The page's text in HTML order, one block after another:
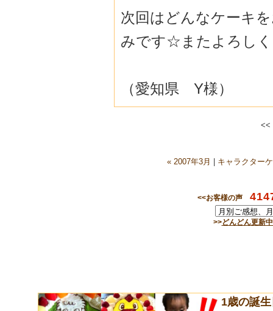
次回はどんなケーキ
みです☆またよろし
（愛知県 Y様）
<<
« 2007年3月 キャラクター
<<お客様の声
>>どんどん更新
1歳の誕